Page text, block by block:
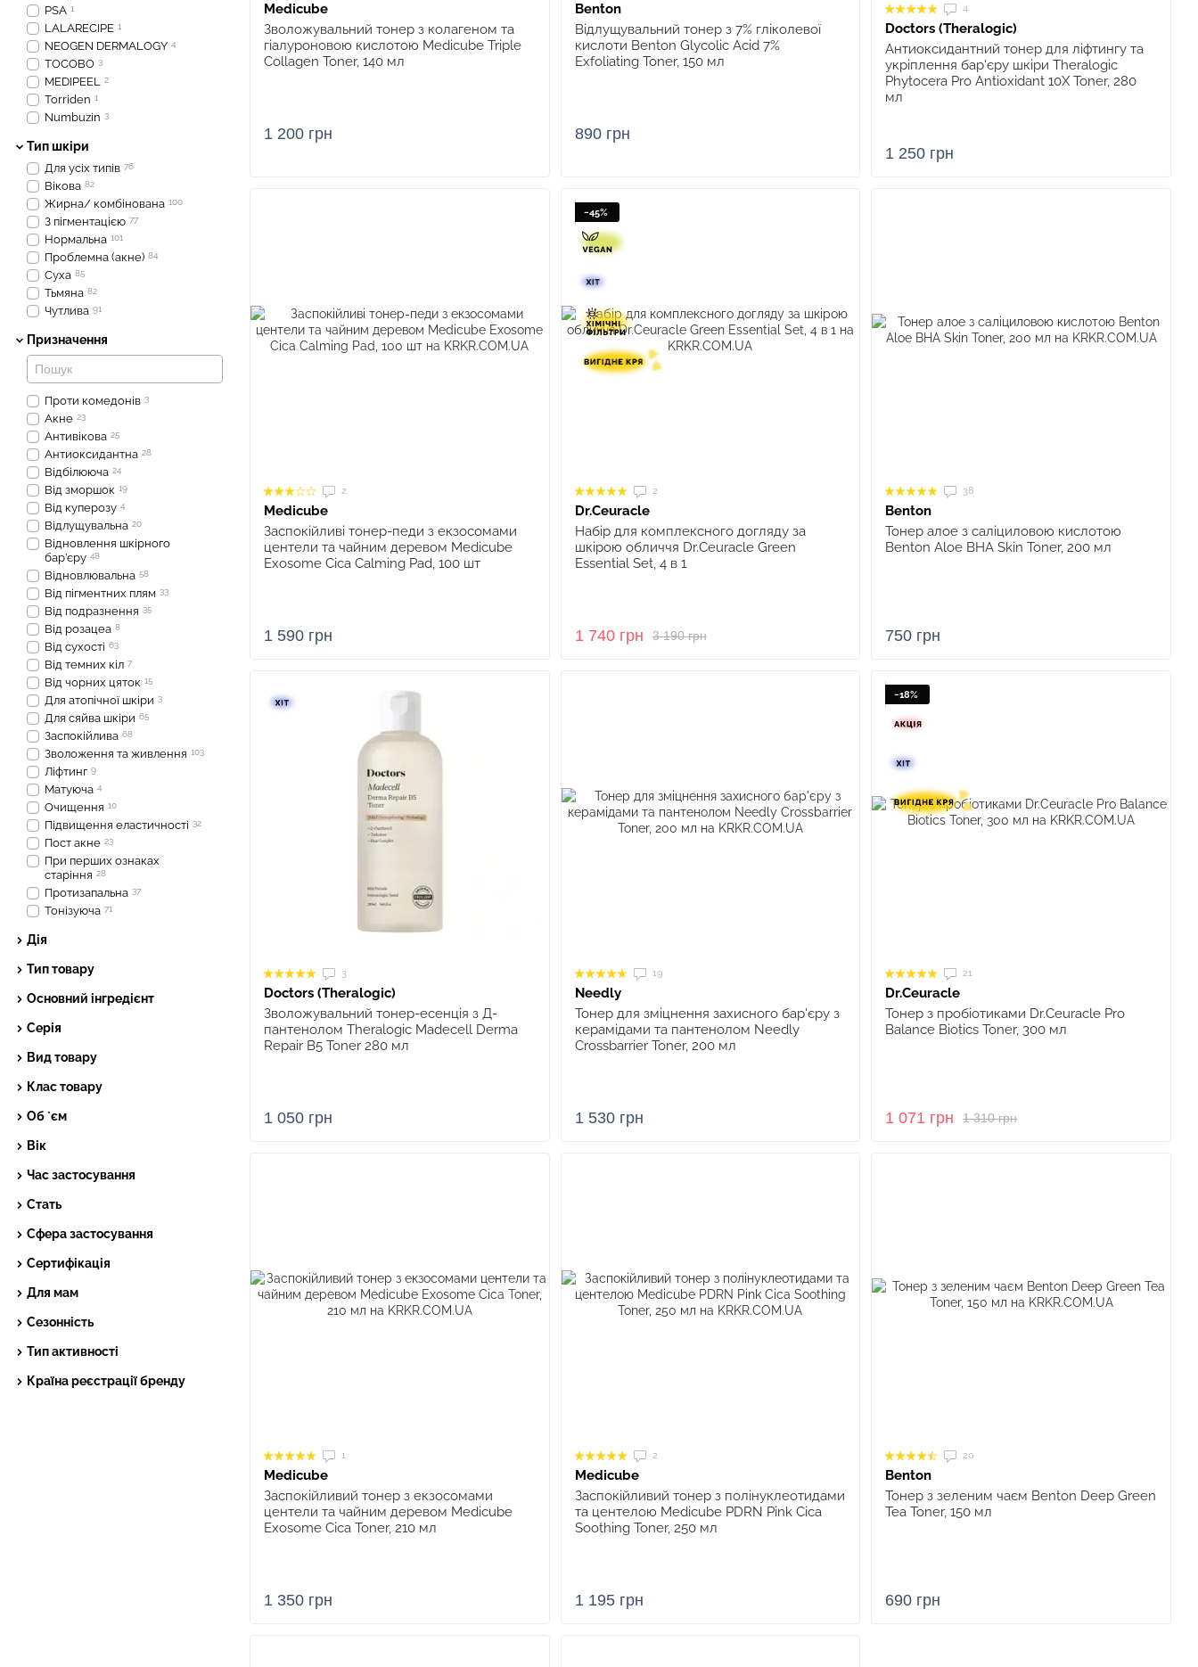
Medicube
Зволожувальний тонер з колагеном та
гіалуроновою кислотою Medicube Triple
Collagen Toner, 140 мл
1 200 грн
Benton
Відлущувальний тонер з 7% гліколевої
кислоти Benton Glycolic Acid 7%
Exfoliating Toner, 150 мл
890 грн
4
Doctors (Theralogic)
Антиоксидантний тонер для ліфтингу та
укріплення бар'єру шкіри Theralogic
Phytocera Pro Antioxidant 10X Toner, 280
мл
1 250 грн
2
Medicube
Заспокійливі тонер-педи з екзосомами
центели та чайним деревом Medicube
Exosome Cica Calming Pad, 100 шт
1 590 грн
−45%
2
Dr.Ceuracle
Набір для комплексного догляду за
шкірою обличчя Dr.Ceuracle Green
Essential Set, 4 в 1
3 190 грн
1 740 грн
38
Benton
Тонер алое з саліциловою кислотою
Benton Aloe BHA Skin Toner, 200 мл
750 грн
3
Doctors (Theralogic)
Зволожувальний тонер-есенція з Д-
пантенолом Theralogic Madecell Derma
Repair B5 Toner 280 мл
1 050 грн
19
Needly
Тонер для зміцнення захисного бар'єру з
керамідами та пантенолом Needly
Crossbarrier Toner, 200 мл
1 530 грн
−18%
21
Dr.Ceuracle
Тонер з пробіотиками Dr.Ceuracle Pro
Balance Biotics Toner, 300 мл
1 310 грн
1 071 грн
1
Medicube
Заспокійливий тонер з екзосомами
центели та чайним деревом Medicube
Exosome Cica Toner, 210 мл
1 350 грн
2
Medicube
Заспокійливий тонер з полінуклеотидами
та центелою Medicube PDRN Pink Cica
Soothing Toner, 250 мл
1 195 грн
20
Benton
Тонер з зеленим чаєм Benton Deep Green
Tea Toner, 150 мл
690 грн
PSA 1
LALARECIPE 1
NEOGEN DERMALOGY 4
TOCOBO 3
MEDIPEEL 2
Torriden 1
Numbuzin 3
Тип шкіри
Для усіх типів 76
Вікова 82
Жирна/ комбінована 100
З пігментацією 77
Нормальна 101
Проблемна (акне) 84
Суха 85
Тьмяна 82
Чутлива 91
Призначення
Проти комедонів 3
Акне 23
Антивікова 25
Антиоксидантна 28
Відбілююча 24
Від зморшок 19
Від куперозу 4
Відлущувальна 20
Відновлення шкірного
бар’єру 48
Відновлювальна 58
Від пігментних плям 33
Від подразнення 35
Від розацеа 8
Від сухості 63
Від темних кіл 7
Від чорних цяток 15
Для атопічної шкіри 3
Для сяйва шкіри 65
Заспокійлива 68
Зволоження та живлення 103
Ліфтинг 9
Матуюча 4
Очищення 10
Підвищення еластичності 32
Пост акне 23
При перших ознаках
старіння 28
Протизапальна 37
Тонізуюча 71
Дія
Тип товару
Основний інгредієнт
Серія
Вид товару
Клас товару
Об `єм
Вік
Час застосування
Стать
Сфера застосування
Сертифікація
Для мам
Сезонність
Тип активності
Країна реєстрації бренду